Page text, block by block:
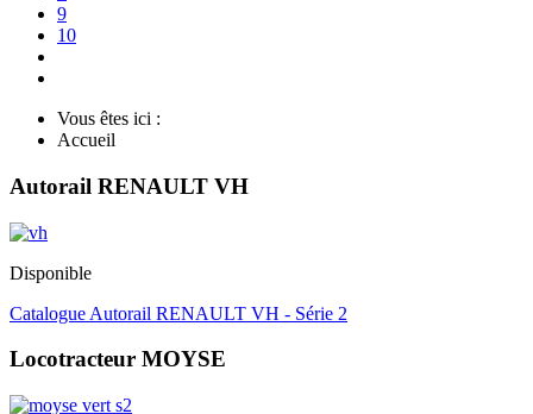
9
10
Vous êtes ici :
Accueil
Autorail RENAULT VH
Disponible
Catalogue Autorail RENAULT VH - Série 2
Locotracteur MOYSE